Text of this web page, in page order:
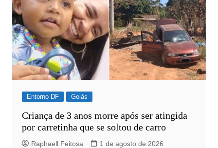
Entorno DF Goiás
Criança de 3 anos morre após ser atingida
por carretinha que se soltou de carro
Raphaell Feitosa 1 de agosto de 2026